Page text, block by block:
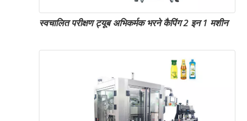
स्वचालित परीक्षण ट्यूब अभिकर्मक भरने कैपिंग 2 इन 1 मशीन